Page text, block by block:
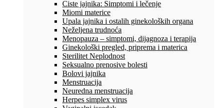
Ciste jajnika: Simptomi i lečenje
Miomi materice
Upala jajnika i ostalih ginekoloških organa
Neželjena trudnoća
Menopauza – simptomi, dijagnoza i terapija
Ginekološki pregled, priprema i materica
Sterilitet Neplodnost
Seksualno prenosive bolesti
Bolovi jajnika
Menstruacija
Neuredna menstruacija
Herpes simplex virus